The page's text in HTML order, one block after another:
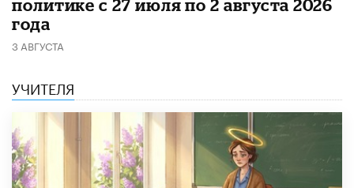
политике с 27 июля по 2 августа 2026
года
3 АВГУСТА
УЧИТЕЛЯ